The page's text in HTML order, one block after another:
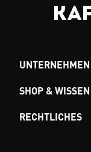
UNTERNEHMEN
SHOP & WISSEN
RECHTLICHES